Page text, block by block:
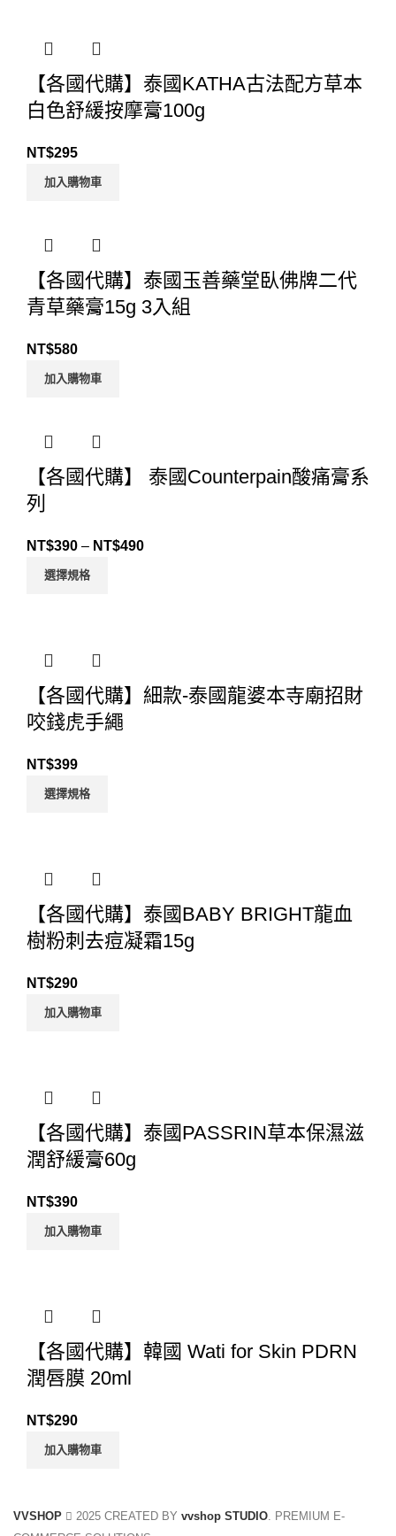
【各國代購】泰國KATHA古法配方草本
白色舒緩按摩膏100g
NT$295
加入購物車
【各國代購】泰國玉善藥堂臥佛牌二代
青草藥膏15g 3入組
NT$580
加入購物車
【各國代購】 泰國Counterpain酸痛膏系
列
NT$390 – NT$490
選擇規格
【各國代購】細款-泰國龍婆本寺廟招財
咬錢虎手繩
NT$399
選擇規格
【各國代購】泰國BABY BRIGHT龍血
樹粉刺去痘凝霜15g
NT$290
加入購物車
【各國代購】泰國PASSRIN草本保濕滋
潤舒緩膏60g
NT$390
加入購物車
【各國代購】韓國 Wati for Skin PDRN
潤唇膜 20ml
NT$290
加入購物車
VVSHOP 2025 CREATED BY vvshop STUDIO. PREMIUM E-